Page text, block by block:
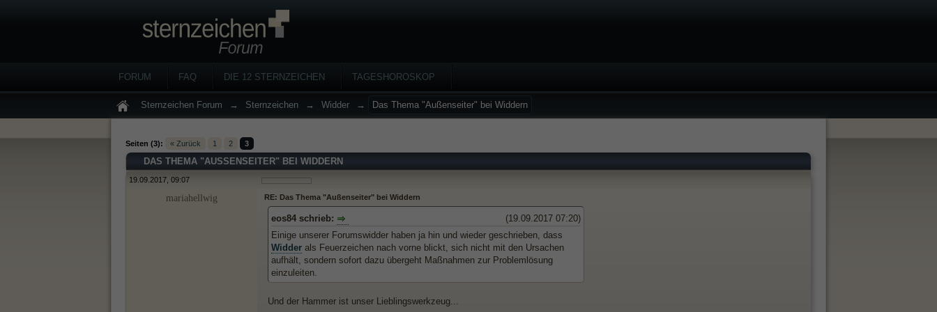
FORUM FAQ DIE 12 STERNZEICHEN TAGESHOROSKOP
Sternzeichen Forum → Sternzeichen → Widder → Das Thema "Außenseiter" bei Widdern
Seiten (3): « Zurück 1 2 3
DAS THEMA "AUSSENSEITER" BEI WIDDERN
19.09.2017, 09:07
mariahellwig RE: Das Thema "Außenseiter" bei Widdern
(19.09.2017 07:20)
eos84 schrieb:
Einige unserer Forumswidder haben ja hin und wieder geschrieben, dass
Widder als Feuerzeichen nach vorne blickt, sich nicht mit den Ursachen
aufhält, sondern sofort dazu übergeht Maßnahmen zur Problemlösung
einzuleiten.
Und der Hammer ist unser Lieblingswerkzeug...